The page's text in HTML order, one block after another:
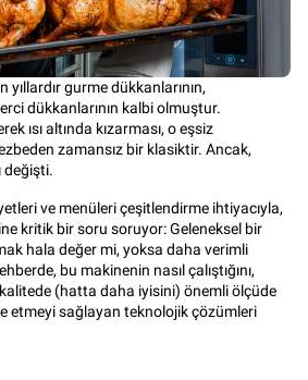
yıllardır gurme dükkanlarının,
dükkanlarının kalbi olmuştur.
ısı altında kızarması, o eşsiz
zamansız bir klasiktir. Ancak,
değişti.
ve menüleri çeşitlendirme ihtiyacıyla,
kritik bir soru soruyor: Geleneksel bir
hala değer mi, yoksa daha verimli
bu makinenin nasıl çalıştığını,
kalitede (hatta daha iyisini) önemli ölçüde
etmeyi sağlayan teknolojik çözümleri